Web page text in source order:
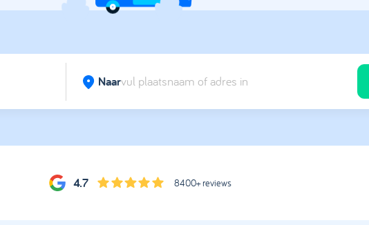
Naar
4.7 8400+ reviews